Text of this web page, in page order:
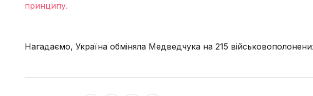
принципу.
Нагадаємо, Україна обміняла Медведчука на 215